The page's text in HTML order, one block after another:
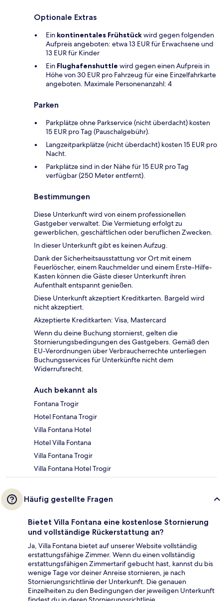
Optionale Extras
Ein kontinentales Frühstückwird gegen folgenden
Aufpreis angeboten: etwa 13 EUR für Erwachsene und
13 EUR für Kinder
Ein Flughafenshuttle wird gegen einen Aufpreis in
Höhe von 30 EUR pro Fahrzeug für eine Einzelfahrkarte
angeboten. Maximale Personenanzahl: 4
Parken
Parkplätze ohne Parkservice (nicht überdacht) kosten
15 EUR pro Tag (Pauschalgebühr).
Langzeitparkplätze (nicht überdacht) kosten 15 EUR pro
Nacht.
Parkplätze sind in der Nähe für 15 EUR pro Tag
verfügbar (250 Meter entfernt).
Bestimmungen
Diese Unterkunft wird von einem professionellen
Gastgeber verwaltet. Die Vermietung erfolgt zu
gewerblichen, geschäftlichen oder beruflichen Zwecken.
In dieser Unterkunft gibt es keinen Aufzug.
Dank der Sicherheitsausstattung vor Ort mit einem
Feuerlöscher, einem Rauchmelder und einem Erste-Hilfe-
Kasten können die Gäste dieser Unterkunft ihren
Aufenthalt entspannt genießen.
Diese Unterkunft akzeptiert Kreditkarten. Bargeld wird
nicht akzeptiert.
Akzeptierte Kreditkarten: Visa, Mastercard
Wenn du deine Buchung stornierst, gelten die
Stornierungsbedingungen des Gastgebers. Gemäß den
EU-Verordnungen über Verbraucherrechte unterliegen
Buchungsservices für Unterkünfte nicht dem
Widerrufsrecht.
Auch bekannt als
Fontana Trogir
Hotel Fontana Trogir
Villa Fontana Hotel
Hotel Villa Fontana
Villa Fontana Trogir
Villa Fontana Hotel Trogir
Häufig gestellte Fragen
Bietet Villa Fontana eine kostenlose Stornierung
und vollständige Rückerstattung an?
Ja, Villa Fontana bietet auf unserer Website vollständig
erstattungsfähige Zimmer. Wenn du einen vollständig
erstattungsfähigen Zimmertarif gebucht hast, kannst du bis
wenige Tage vor deiner Anreise stornieren, je nach
Stornierungsrichtlinie der Unterkunft. Die genauen
Einzelheiten zu den Bedingungen der jeweiligen Unterkunft